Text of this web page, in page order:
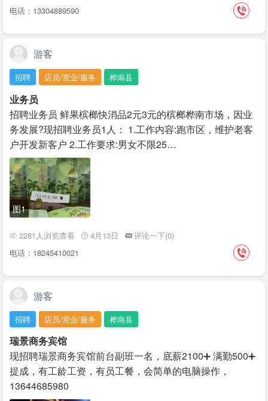
电话：13304889590
游客
招聘 店员/营业/服务 桦南县
业务员
招聘业务员 鲜果槟榔快消品2元3元的槟榔桦南市场，因业
务发展?现招聘业务员1人： 1.工作内容:跑市区，维护老客
户开发新客户 2.工作要求:男女不限25…
图1
2281人浏览查看 4月13日
评论一下(0)
电话：18245410021
游客
招聘 店员/营业/服务 桦南县
瑞景商务宾馆
现招聘瑞景商务宾馆前台副班一名，底薪2100➕ 满勤500➕
提成，有工龄工资，有员工餐，会简单的电脑操作，
13644685980